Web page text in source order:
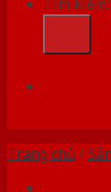
Trang chủ /